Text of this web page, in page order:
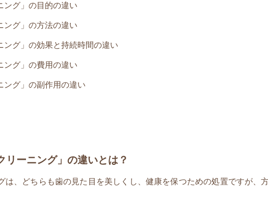
グ」の目的の違い
グ」の方法の違い
グ」の効果と持続時間の違い
グ」の費用の違い
グ」の副作用の違い
ーニング」の違いとは？
は、どちらも歯の見た目を美しくし、健康を保つための処置ですが、